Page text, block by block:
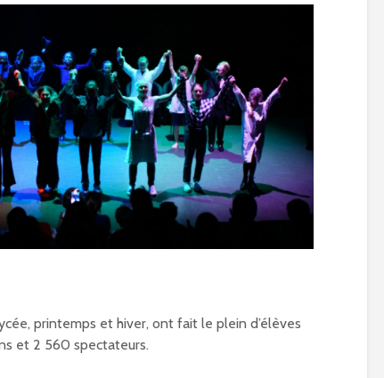
printemps et hiver, ont fait le plein d’élèves
et 2 560 spectateurs.